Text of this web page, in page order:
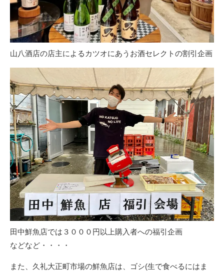
山八酒店の店主によるカツオにあうお酒セレクトの割引企画
田中鮮魚店では３０００円以上購入者への福引企画
などなど・・・・
また、久礼大正町市場の鮮魚店は、ゴシ(生で食べるにはま